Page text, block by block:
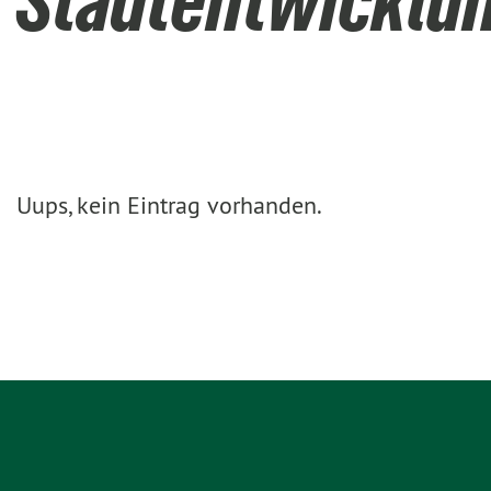
Uups, kein Eintrag vorhanden.